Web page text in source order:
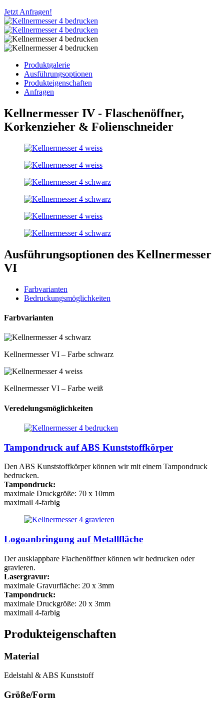
Jetzt Anfragen!
Produktgalerie
Ausführungsoptionen
Produkteigenschaften
Anfragen
Kellnermesser IV - Flaschenöffner,
Korkenzieher & Folienschneider
Ausführungsoptionen des Kellnermesser
VI
Farbvarianten
Bedruckungsmöglichkeiten
Farbvarianten
Kellnermesser VI – Farbe schwarz
Kellnermesser VI – Farbe weiß
Veredelungsmöglichkeiten
Tampondruck auf ABS Kunststoffkörper
Den ABS Kunststoffkörper können wir mit einem Tampondruck
bedrucken.
Tampondruck:
maximale Druckgröße: 70 x 10mm
maximail 4-farbig
Logoanbringung auf Metallfläche
Der ausklappbare Flachenöffner können wir bedrucken oder
gravieren.
Lasergravur:
maximale Gravurfläche: 20 x 3mm
Tampondruck:
maximale Druckgröße: 20 x 3mm
maximail 4-farbig
Produkteigenschaften
Material
Edelstahl & ABS Kunststoff
Größe/Form